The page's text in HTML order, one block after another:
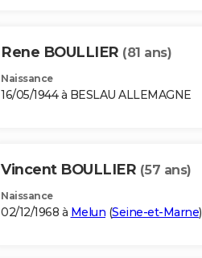
Rene BOULLIER (81 ans)
Naissance
16/05/1944 à BESLAU ALLEMAGNE
Vincent BOULLIER (57 ans)
Naissance
02/12/1968 à Melun (Seine-et-Marne)